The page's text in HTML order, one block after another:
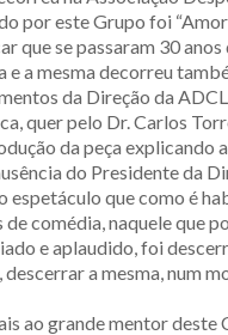
por este Grupo foi
que se passaram 30
a mesma decorreu
da Direção da
quer pelo Dr. Carlos
da peça explicando
do Presidente da
espetáculo que como é
comédia, naquele que
e aplaudido, foi
a mesma,
ao grande mentor